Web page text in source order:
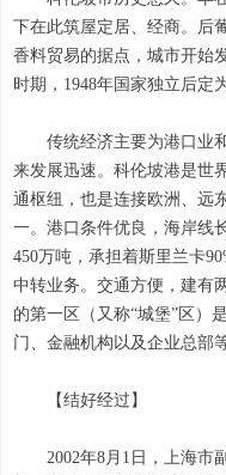
下在此筑屋定居、经商。后
香料贸易的据点，城市开始
时期，1948年国家独立后定
传统经济主要为港口业
来发展迅速。科伦坡港是世
通枢纽，也是连接欧洲、远
一。港口条件优良，海岸线
450万吨，承担着斯里兰卡
中转业务。交通方便，建有
的第一区（又称“城堡”区）
门、金融机构以及企业总部
【结好经过】
2002年8月1日，上海市